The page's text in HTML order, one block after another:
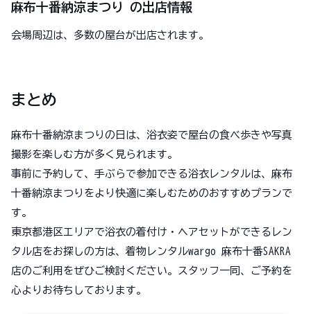
麻布十番納涼まつり の出店情報
会場周辺は、多数の屋台が出店されます。
まとめ
麻布十番納涼まつりの日は、浴衣姿で屋台の食べ歩きや写真
撮影を楽しむ方が多く見られます。
事前に予約して、手ぶらで参加できる浴衣レンタルは、麻布
十番納涼まつりをより快適に楽しむためのおすすめプランで
す。
東京都港区エリアで浴衣の着付け・ヘアセットができるレン
タル店をお探しの方は、着物レンタルwargo 麻布十番SAKRA
店のご利用をぜひご検討ください。スタッフ一同、ご予約を
心よりお待ちしております。